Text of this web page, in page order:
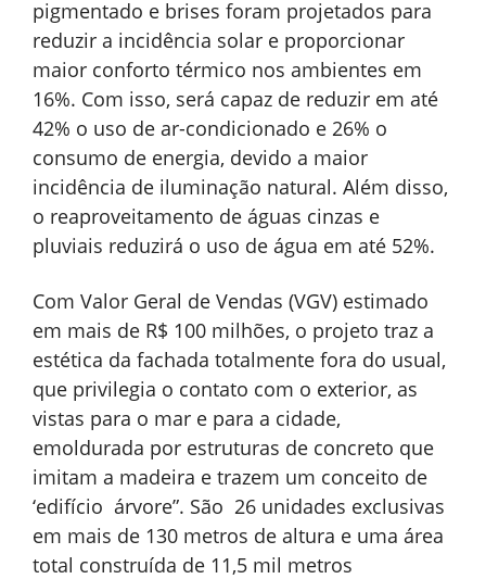
pigmentado e brises foram projetados para
reduzir a incidência solar e proporcionar
maior conforto térmico nos ambientes em
16%. Com isso, será capaz de reduzir em até
42% o uso de ar-condicionado e 26% o
consumo de energia, devido a maior
incidência de iluminação natural. Além disso,
o reaproveitamento de águas cinzas e
pluviais reduzirá o uso de água em até 52%.
Com Valor Geral de Vendas (VGV) estimado
em mais de R$ 100 milhões, o projeto traz a
estética da fachada totalmente fora do usual,
que privilegia o contato com o exterior, as
vistas para o mar e para a cidade,
emoldurada por estruturas de concreto que
imitam a madeira e trazem um conceito de
‘edifício árvore”. São 26 unidades exclusivas
em mais de 130 metros de altura e uma área
total construída de 11,5 mil metros